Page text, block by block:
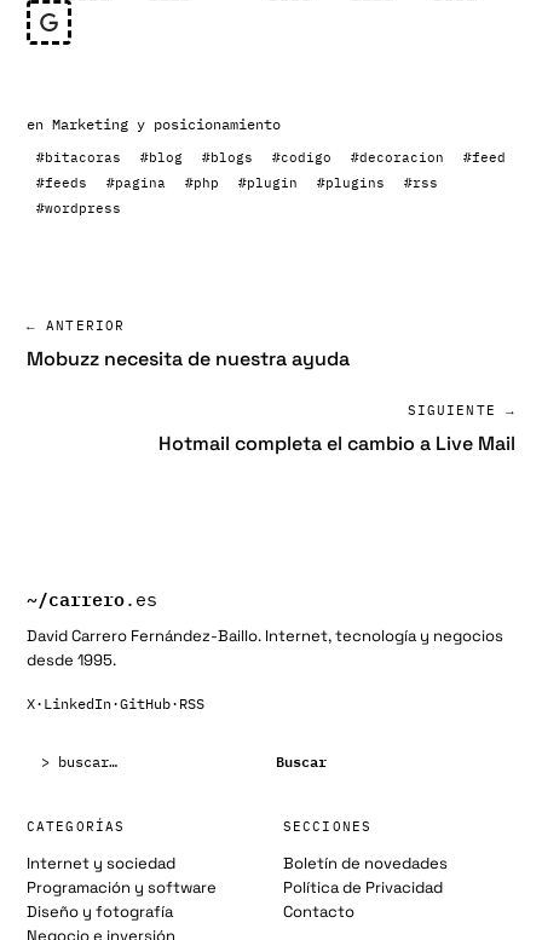
en Marketing y posicionamiento
#bitacoras #blog #blogs #codigo #decoracion
#feed
#feeds
#pagina #php #plugin #plugins
#rss
#wordpress
← ANTERIOR
Mobuzz necesita de nuestra ayuda
SIGUIENTE →
Hotmail completa el cambio a Live Mail
~/carrero.es
David Carrero Fernández-Baillo. Internet, tecnología y negocios
desde 1995.
X· LinkedIn·GitHub· RSS
Buscar
CATEGORÍAS
Internet y sociedad
Programación y software
Diseño y fotografía
Negocio e inversión
SECCIONES
Boletín de novedades
Política de Privacidad
Contacto